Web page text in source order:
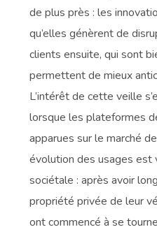
de plus près : les
qu’elles génèrent de
clients ensuite, qui sont
permettent de mieux
L’intérêt de cette veille
lorsque les plateformes
apparues sur le marché
évolution des usages est
sociétale : après avoir
propriété privée de leur
ont commencé à se